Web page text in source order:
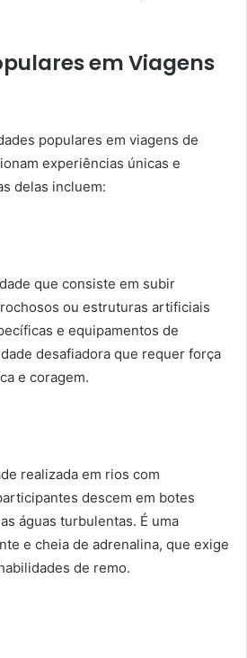
em Viagens
populares em viagens de
experiências únicas e
delas incluem:
que consiste em subir
ou estruturas artificiais
e equipamentos de
desafiadora que requer força
e coragem.
realizada em rios com
descem em botes
águas turbulentas. É uma
e cheia de adrenalina, que exige
de remo.